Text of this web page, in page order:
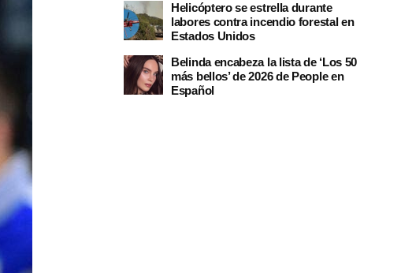
Helicóptero se estrella durante
labores contra incendio forestal en
Estados Unidos
Belinda encabeza la lista de ‘Los 50
más bellos’ de 2026 de People en
Español